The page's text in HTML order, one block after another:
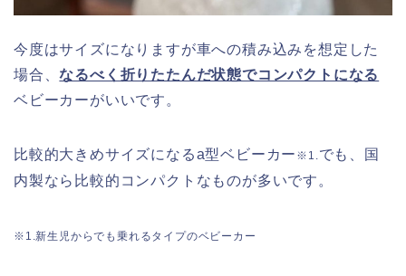
今度はサイズになりますが車への積み込みを想定した
場合、なるべく折りたたんだ状態でコンパクトになる
ベビーカーがいいです。
比較的大きめサイズになるa型ベビーカー ※1. でも、国
内製なら比較的コンパクトなものが多いです。
※1.新生児からでも乗れるタイプのベビーカー